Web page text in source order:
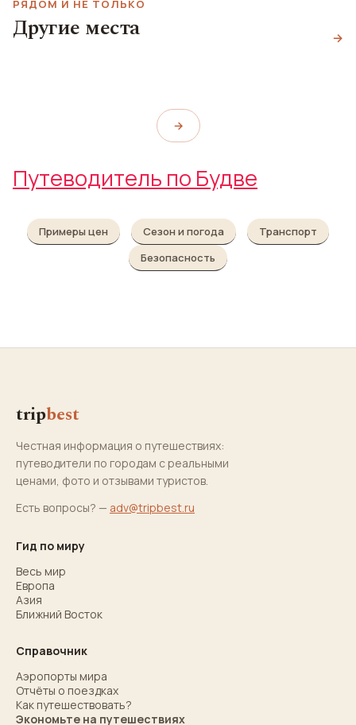
РЯДОМ И НЕ ТОЛЬКО
Другие места →
Плаза Астория
→
Путеводитель по Будве
Примеры цен Сезон и погода
Транспорт
Безопасность
tripbest
Честная информация о путешествиях:
путеводители по городам с реальными
ценами, фото и отзывами туристов.
Есть вопросы? — adv@tripbest.ru
Гид по миру
Весь мир
Европа
Азия
Ближний Восток
Справочник
Аэропорты мира
Отчёты о поездках
Как путешествовать?
Экономьте на путешествиях